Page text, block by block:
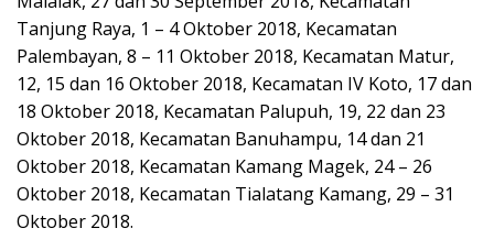
Tanjung Raya, 1 – 4 Oktober 2018, Kecamatan
Palembayan, 8 – 11 Oktober 2018, Kecamatan Matur,
12, 15 dan 16 Oktober 2018, Kecamatan IV Koto, 17 dan
18 Oktober 2018, Kecamatan Palupuh, 19, 22 dan 23
Oktober 2018, Kecamatan Banuhampu, 14 dan 21
Oktober 2018, Kecamatan Kamang Magek, 24 – 26
Oktober 2018, Kecamatan Tialatang Kamang, 29 – 31
Oktober 2018.